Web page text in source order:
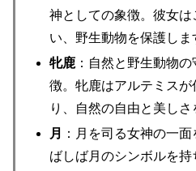
神としての象徴。彼女
い、野生動物を保護しま
牝鹿：自然と野生動物
徴。牝鹿はアルテミス
り、自然の自由と美しさ
月
：月を司る女神の一
ばしば月のシンボルを